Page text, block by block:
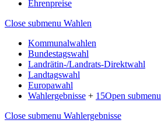
Ehrenpreise
Close submenu Wahlen
Kommunalwahlen
Bundestagswahl
Landrätin-/Landrats-Direktwahl
Landtagswahl
Europawahl
Wahlergebnisse + 15Open submenu
Close submenu Wahlergebnisse